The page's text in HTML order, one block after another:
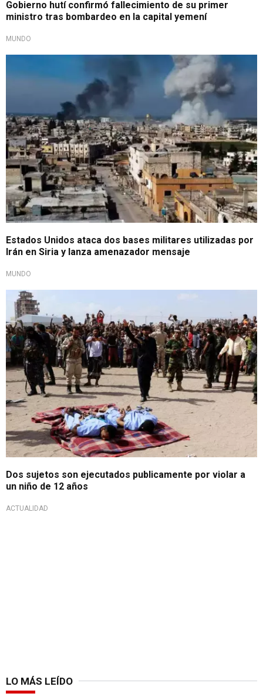
Gobierno hutí confirmó fallecimiento de su primer
ministro tras bombardeo en la capital yemení
MUNDO
Estados Unidos ataca dos bases militares utilizadas por
Irán en Siria y lanza amenazador mensaje
MUNDO
Dos sujetos son ejecutados publicamente por violar a
un niño de 12 años
ACTUALIDAD
LO MÁS LEÍDO